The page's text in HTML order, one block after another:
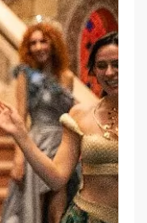
sahip bir olgu
boyunca konu olmuş
insan işlevidir. Öğrenme
kişinin çevresi
sonucunda meydana
izli bilişsel, duyuşsal